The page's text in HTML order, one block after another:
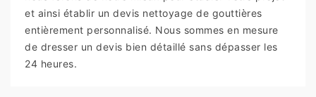
et ainsi établir un devis nettoyage de gouttières
entièrement personnalisé. Nous sommes en mesure
de dresser un devis bien détaillé sans dépasser les
24 heures.